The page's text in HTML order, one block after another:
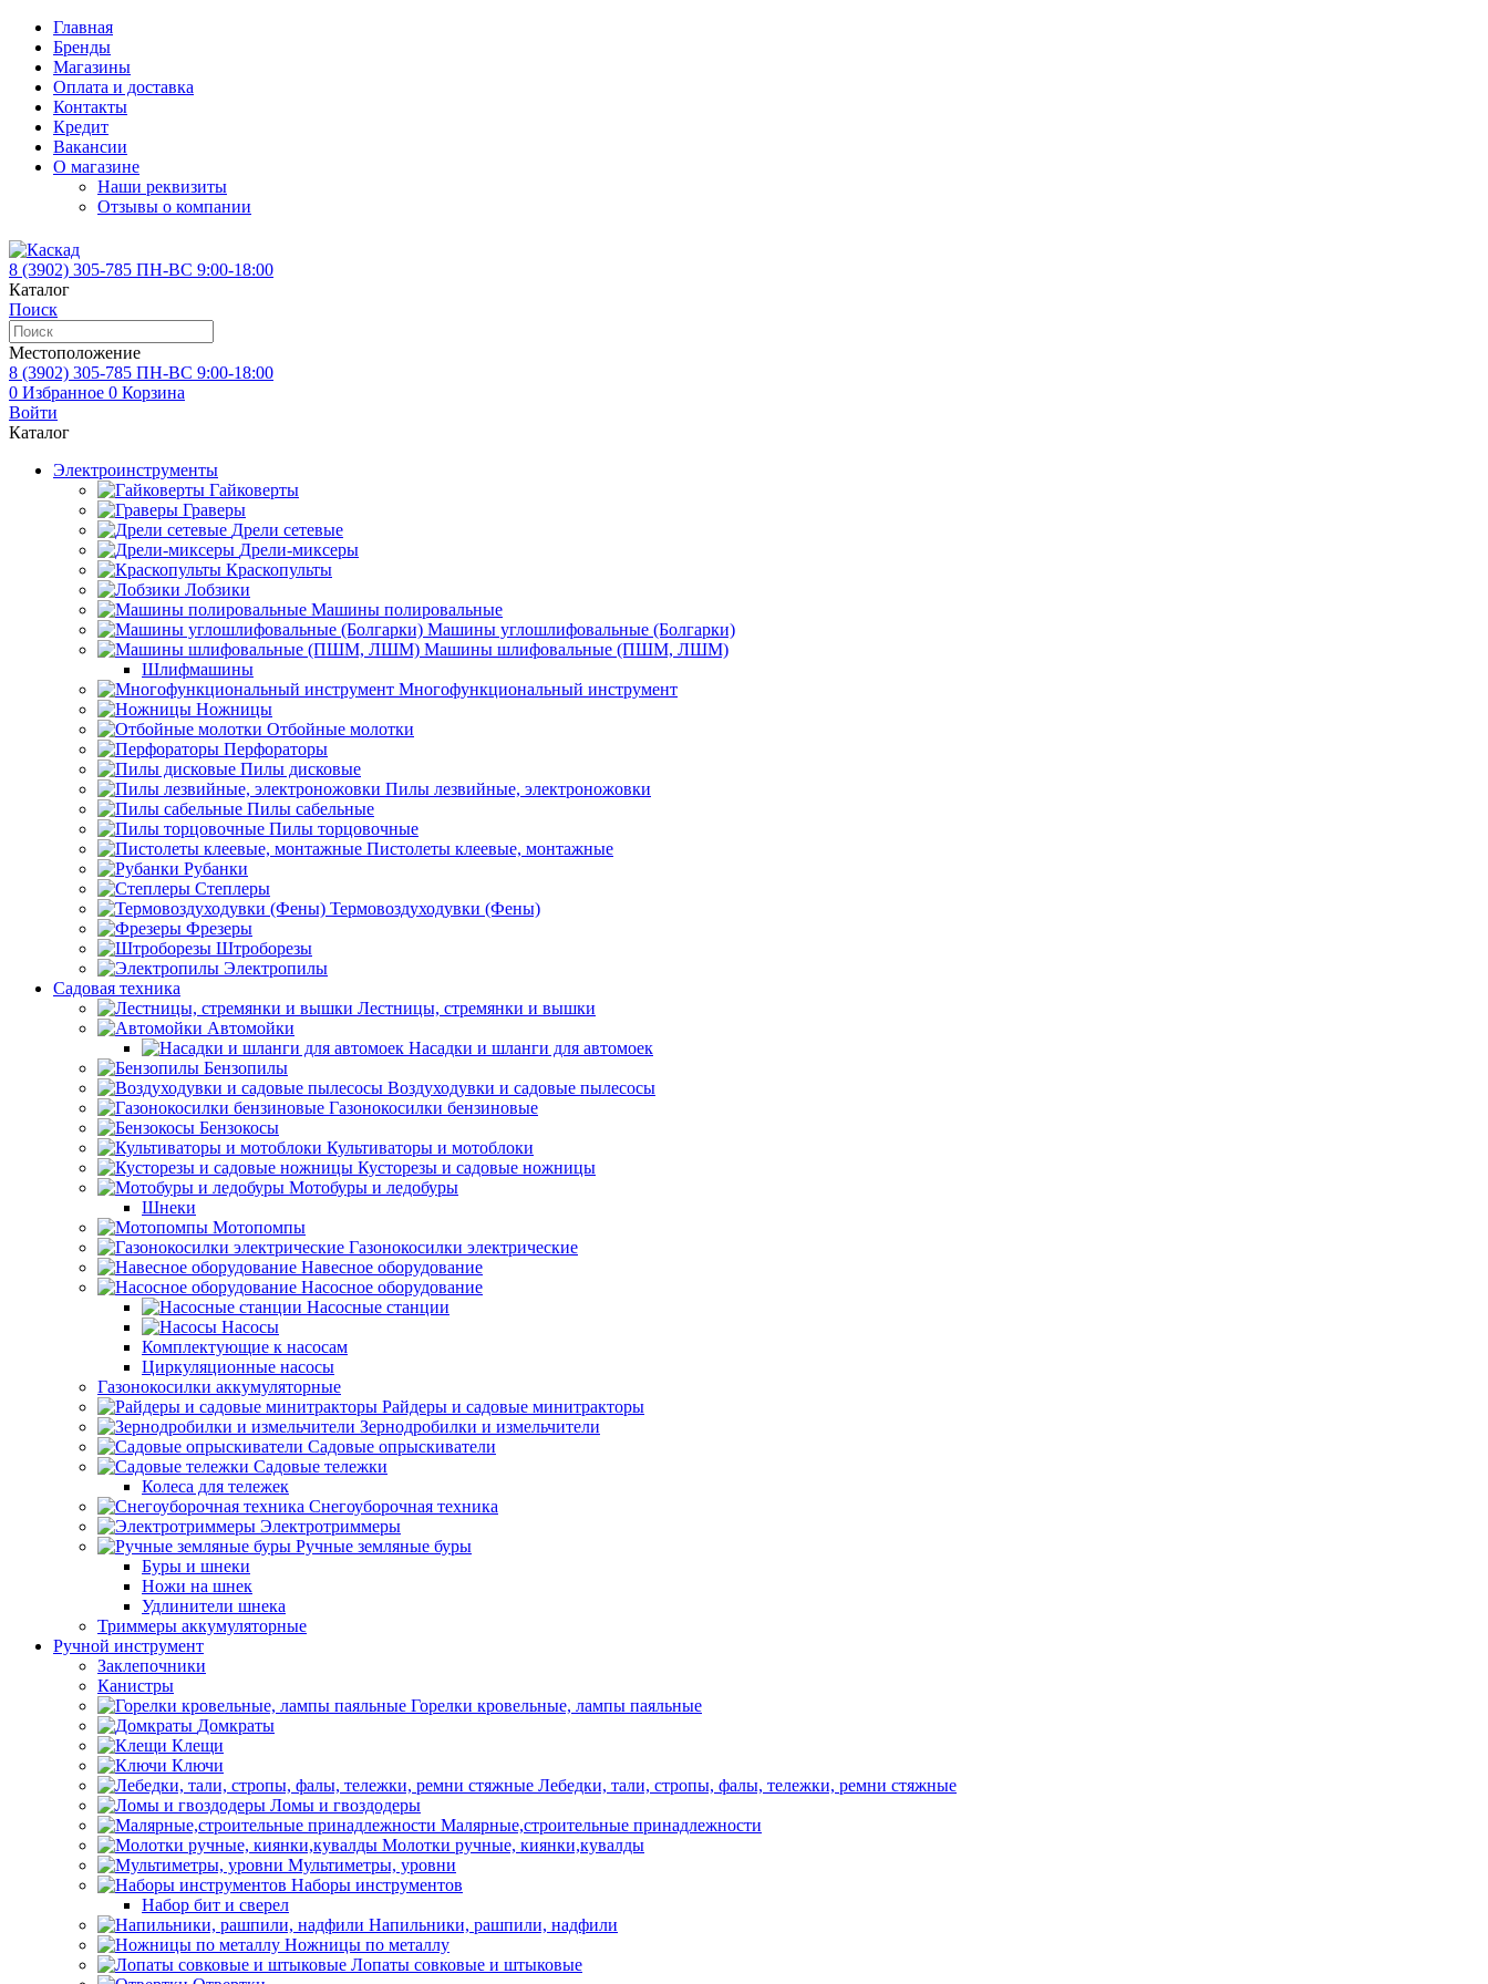
Главная
Бренды
Магазины
Оплата и доставка
Контакты
Кредит
Вакансии
О магазине
Наши реквизиты
Отзывы о компании
8 (3902) 305-785 ПН-ВС 9:00-18:00
Каталог
Поиск
Местоположение
8 (3902) 305-785 ПН-ВС 9:00-18:00
0 Избранное 0 Корзина
Войти
Каталог
Электроинструменты
Гайковерты
Граверы
Дрели сетевые
Дрели-миксеры
Краскопульты
Лобзики
Машины полировальные
Машины углошлифовальные (Болгарки)
Машины шлифовальные (ПШМ, ЛШМ)
Шлифмашины
Многофункциональный инструмент
Ножницы
Отбойные молотки
Перфораторы
Пилы дисковые
Пилы лезвийные, электроножовки
Пилы сабельные
Пилы торцовочные
Пистолеты клеевые, монтажные
Рубанки
Степлеры
Термовоздуходувки (Фены)
Фрезеры
Штроборезы
Электропилы
Садовая техника
Лестницы, стремянки и вышки
Автомойки
Насадки и шланги для автомоек
Бензопилы
Воздуходувки и садовые пылесосы
Газонокосилки бензиновые
Бензокосы
Культиваторы и мотоблоки
Кусторезы и садовые ножницы
Мотобуры и ледобуры
Шнеки
Мотопомпы
Газонокосилки электрические
Навесное оборудование
Насосное оборудование
Насосные станции
Насосы
Комплектующие к насосам
Циркуляционные насосы
Газонокосилки аккумуляторные
Райдеры и садовые минитракторы
Зернодробилки и измельчители
Садовые опрыскиватели
Садовые тележки
Колеса для тележек
Снегоуборочная техника
Электротриммеры
Ручные земляные буры
Буры и шнеки
Ножи на шнек
Удлинители шнека
Триммеры аккумуляторные
Ручной инструмент
Заклепочники
Канистры
Горелки кровельные, лампы паяльные
Домкраты
Клещи
Ключи
Лебедки, тали, стропы, фалы, тележки, ремни стяжные
Ломы и гвоздодеры
Малярные,строительные принадлежности
Молотки ручные, киянки,кувалды
Мультиметры, уровни
Наборы инструментов
Набор бит и сверел
Напильники, рашпили, надфили
Ножницы по металлу
Лопаты совковые и штыковые